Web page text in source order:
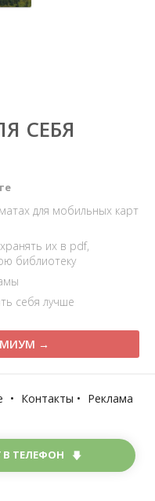
В ТЕЛЕФОН
СЕБЯ
для мобильных карт
их в pdf,
библиотеку
себя лучше
→
• Контакты • Реклама